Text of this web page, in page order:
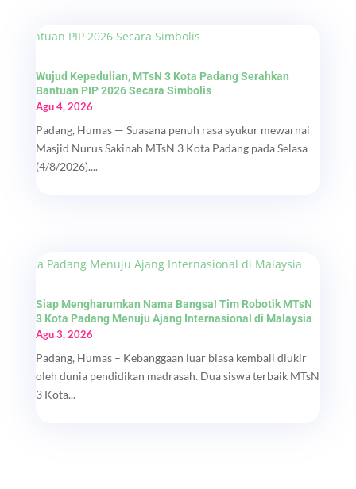
Wujud Kepedulian, MTsN 3 Kota Padang Serahkan
Bantuan PIP 2026 Secara Simbolis
Agu 4, 2026
Padang, Humas — Suasana penuh rasa syukur mewarnai
Masjid Nurus Sakinah MTsN 3 Kota Padang pada Selasa
(4/8/2026)....
Siap Mengharumkan Nama Bangsa! Tim Robotik MTsN
3 Kota Padang Menuju Ajang Internasional di Malaysia
Agu 3, 2026
Padang, Humas – Kebanggaan luar biasa kembali diukir
oleh dunia pendidikan madrasah. Dua siswa terbaik MTsN
3 Kota...